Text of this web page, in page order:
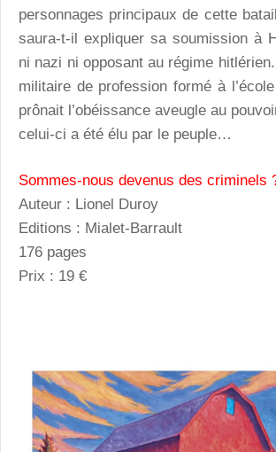
personnages principaux de cette
saura-t-il expliquer sa soumission à
ni nazi ni opposant au régime
militaire de profession formé à
prônait l’obéissance aveugle au
celui-ci a été élu par le peuple…
Sommes-nous devenus des criminels
Auteur : Lionel Duroy
Editions : Mialet-Barrault
176 pages
Prix : 19 €